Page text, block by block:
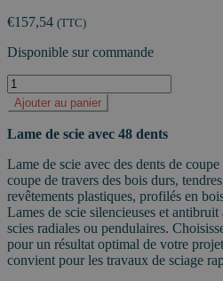
€157,54 (TTC)
Disponible sur commande
quantité
de
Lame
de
pour
scies
radiales
Ø400mm
–
alésage
30mm
Ajouter au panier
Lame de scie avec 48 dents
Lame de scie avec des dents de
coupe de travers des bois durs,
revêtements plastiques, profilés en
Lames de scie silencieuses et
scies radiales ou pendulaires.
pour un résultat optimal de votre
convient pour les travaux de sciage